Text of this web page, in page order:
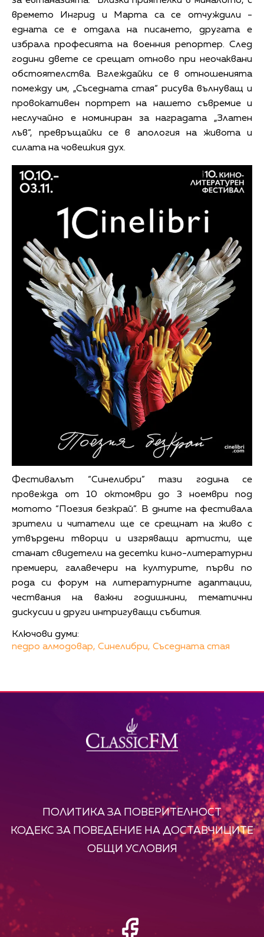
времето Ингрид и Марта са се отчуждили -
едната се е отдала на писането, другата е
избрала професията на военния репортер. След
години двете се срещат отново при неочаквани
обстоятелства. Вглеждайки се в отношенията
помежду им, „Съседната стая“ рисува вълнуващ и
провокативен портрет на нашето съвремие и
неслучайно е номиниран за наградата „Златен
лъв“, превръщайки се в апология на живота и
силата на човешкия дух.
Фестивалът “Синелибри” тази година се
провежда от 10 октомври до 3 ноември под
мотото “Поезия безкрай”. В дните на фестивала
зрители и читатели ще се срещнат на живо с
утвърдени творци и изгряващи артисти, ще
станат свидетели на десетки кино-литературни
премиери, галавечери на културите, първи по
рода си форум на литературните адаптации,
чествания на важни годишнини, тематични
дискусии и други интригуващи събития.
Ключови думи:
педро алмодовар, Синелибри, Съседната стая
ПОЛИТИКА ЗА ПОВЕРИТЕЛНОСТ
КОДЕКС ЗА ПОВЕДЕНИЕ НА ДОСТАВЧИЦИТЕ
ОБЩИ УСЛОВИЯ